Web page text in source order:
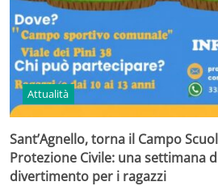
Attualità
Sant’Agnello, torna il Campo
Protezione Civile: una settimana
divertimento per i ragazzi